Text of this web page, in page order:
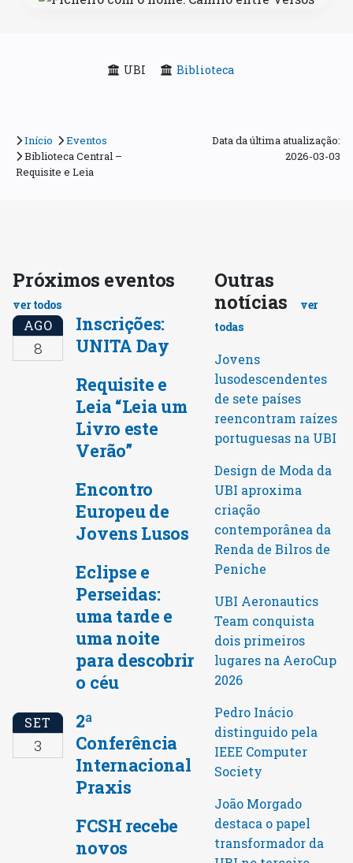
UBI Biblioteca
Início
Eventos
Biblioteca Central –
Requisite e Leia
Data da última atualização:
2026-03-03
Próximos eventos
ver todos
AGO
8
Inscrições:
UNITA Day
Requisite e
Leia “Leia um
Livro este
Verão”
Encontro
Europeu de
Jovens Lusos
Eclipse e
Perseidas:
uma tarde e
uma noite
para descobrir
o céu
SET
3
2ª
Conferência
Internacional
Praxis
FCSH recebe
novos
Outras
notícias
ver
todas
Jovens
lusodescendentes
de sete países
reencontram raízes
portuguesas na UBI
Design de Moda da
UBI aproxima
criação
contemporânea da
Renda de Bilros de
Peniche
UBI Aeronautics
Team conquista
dois primeiros
lugares na AeroCup
2026
Pedro Inácio
distinguido pela
IEEE Computer
Society
João Morgado
destaca o papel
transformador da